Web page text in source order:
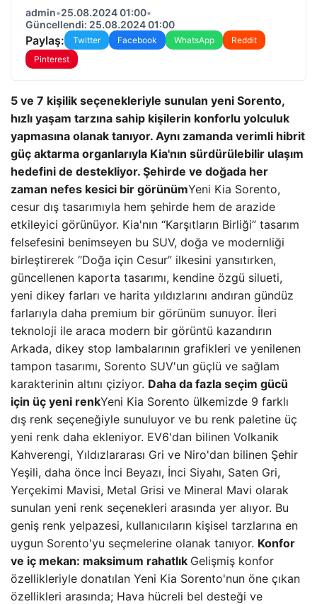
admin•25.08.2024 01:00•
Güncellendi: 25.08.2024 01:00
Paylaş: Twitter Facebook WhatsApp
Reddit
Pinterest
5 ve 7 kişilik seçenekleriyle sunulan yeni Sorento,
hızlı yaşam tarzına sahip kişilerin konforlu yolculuk
yapmasına olanak tanıyor. Aynı zamanda verimli hibrit
güç aktarma organlarıyla Kia'nın sürdürülebilir ulaşım
hedefini de destekliyor. Şehirde ve doğada her
zaman nefes kesici bir görünümYeni Kia Sorento,
cesur dış tasarımıyla hem şehirde hem de arazide
etkileyici görünüyor. Kia'nın “Karşıtların Birliği” tasarım
felsefesini benimseyen bu SUV, doğa ve modernliği
birleştirerek “Doğa için Cesur” ilkesini yansıtırken,
güncellenen kaporta tasarımı, kendine özgü silueti,
yeni dikey farları ve harita yıldızlarını andıran gündüz
farlarıyla daha premium bir görünüm sunuyor. İleri
teknoloji ile araca modern bir görüntü kazandırın
Arkada, dikey stop lambalarının grafikleri ve yenilenen
tampon tasarımı, Sorento SUV'un güçlü ve sağlam
karakterinin altını çiziyor. Daha da fazla seçim gücü
için üç yeni renkYeni Kia Sorento ülkemizde 9 farklı
dış renk seçeneğiyle sunuluyor ve bu renk paletine üç
yeni renk daha ekleniyor. EV6'dan bilinen Volkanik
Kahverengi, Yıldızlararası Gri ve Niro'dan bilinen Şehir
Yeşili, daha önce İnci Beyazı, İnci Siyahı, Saten Gri,
Yerçekimi Mavisi, Metal Grisi ve Mineral Mavi olarak
sunulan yeni renk seçenekleri arasında yer alıyor. Bu
geniş renk yelpazesi, kullanıcıların kişisel tarzlarına en
uygun Sorento'yu seçmelerine olanak tanıyor. Konfor
ve iç mekan: maksimum rahatlık Gelişmiş konfor
özellikleriyle donatılan Yeni Kia Sorento'nun öne çıkan
özellikleri arasında; Hava hücreli bel desteği ve